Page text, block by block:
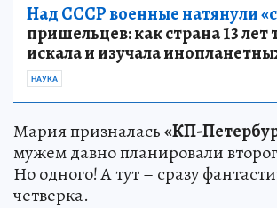
Над СССР военные натянули
пришельцев: как страна 13 лет
искала и изучала
НАУКА
Мария призналась«КП-
мужем давно планировали
Но одного! А тут – сразу
четверка.